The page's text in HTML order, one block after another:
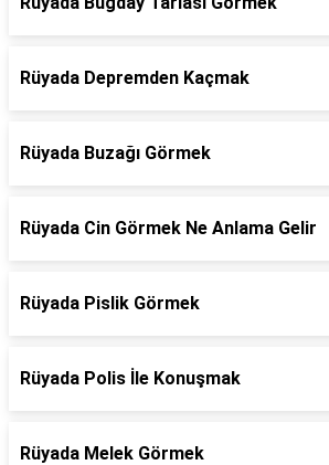
Rüyada Depremden Kaçmak
Rüyada Buzağı Görmek
Rüyada Cin Görmek Ne Anlama Gelir
Rüyada Pislik Görmek
Rüyada Polis İle Konuşmak
Rüyada Melek Görmek